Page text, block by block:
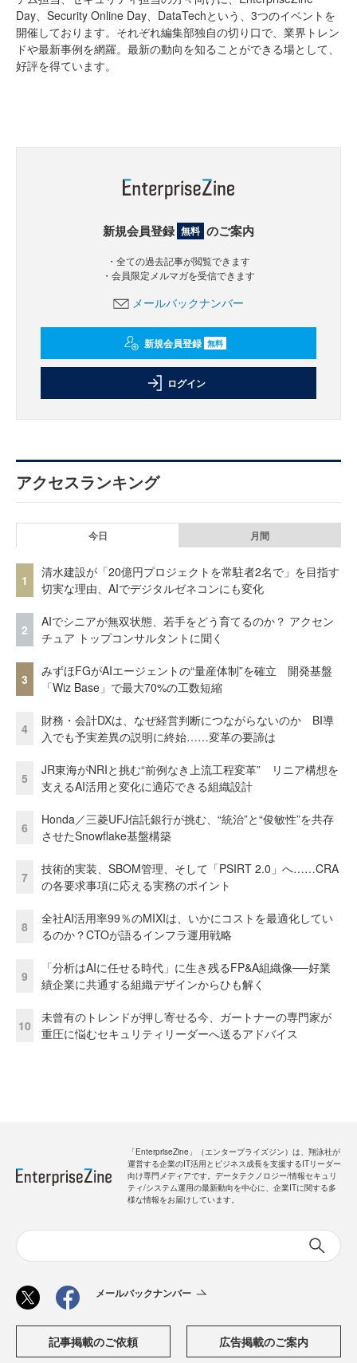
Day、Security Online Day、DataTechという、3つのイベントを
開催しております。それぞれ編集部独自の切り口で、業界トレン
ドや最新事例を網羅。最新の動向を知ることができる場として、
好評を得ています。
新規会員登録 無料 のご案内
・全ての過去記事が閲覧できます
・会員限定メルマガを受信できます
メールバックナンバー
新規会員登録 無料
ログイン
アクセスランキング
今日 月間
1
清水建設が「20億円プロジェクトを常駐者2名で」を目指す
切実な理由、AIでデジタルゼネコンにも変化
2
AIでシニアが無双状態、若手をどう育てるのか？ アクセン
チュア トップコンサルタントに聞く
3
みずほFGがAIエージェントの“量産体制”を確立 開発基盤
「Wiz Base」で最大70%の工数短縮
4
財務・会計DXは、なぜ経営判断につながらないのか BI導
入でも予実差異の説明に終始……変革の要諦は
5
JR東海がNRIと挑む“前例なき上流工程変革” リニア構想を
支えるAI活用と変化に適応できる組織設計
6
Honda／三菱UFJ信託銀行が挑む、“統治”と“俊敏性”を共存
させたSnowflake基盤構築
7
技術的実装、SBOM管理、そして「PSIRT 2.0」へ……CRA
の各要求事項に応える実務のポイント
8
全社AI活用率99％のMIXIは、いかにコストを最適化してい
るのか？CTOが語るインフラ運用戦略
9
「分析はAIに任せる時代」に生き残るFP&A組織像──好業
績企業に共通する組織デザインからひも解く
10
未曾有のトレンドが押し寄せる今、ガートナーの専門家が
重圧に悩むセキュリティリーダーへ送るアドバイス
「EnterpriseZine」（エンタープライズジン）は、翔泳社が
運営する企業のIT活用とビジネス成長を支援するITリーダー
向け専門メディアです。データテクノロジー/情報セキュリ
ティ/システム運用の最新動向を中心に、企業ITに関する多
様な情報をお届けしています。
メールバックナンバー
記事掲載のご依頼 広告掲載のご案内